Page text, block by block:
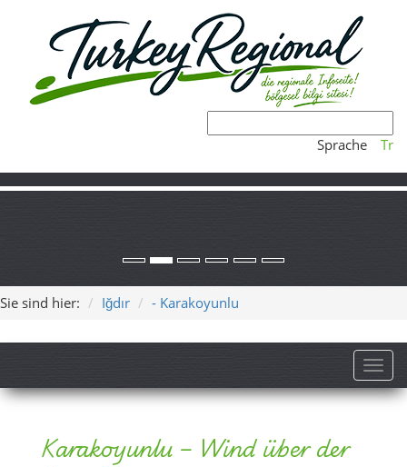
Sprache Tr
Sie sind hier: Iğdır - Karakoyunlu
Karakoyunlu – Wind über der